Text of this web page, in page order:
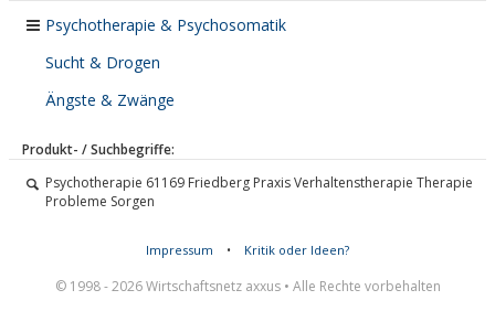
Psychotherapie & Psychosomatik
Sucht & Drogen
Ängste & Zwänge
Produkt- / Suchbegriffe:
Psychotherapie 61169 Friedberg Praxis Verhaltenstherapie Therapie
Probleme Sorgen
Impressum • Kritik oder Ideen?
© 1998 - 2026 Wirtschaftsnetz axxus • Alle Rechte vorbehalten